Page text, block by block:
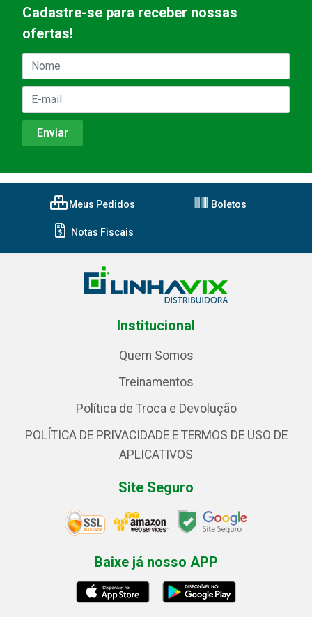
Cadastre-se para receber nossas
ofertas!
Meus Pedidos Boletos
Notas Fiscais
Institucional
Quem Somos
Treinamentos
Política de Troca e Devolução
POLÍTICA DE PRIVACIDADE E TERMOS DE USO DE
APLICATIVOS
Site Seguro
Baixe já nosso APP